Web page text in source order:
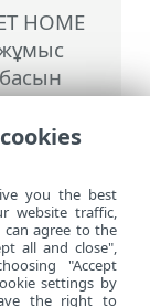
HOME
you the best
website traffic,
can agree to the
all and close",
"Accept
settings by
the right to